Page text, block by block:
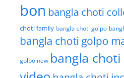
bon bangla choti
choti family bangla choti golpo
bangla choti golpo
golpo new bangla